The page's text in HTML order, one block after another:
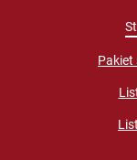
Pakiet